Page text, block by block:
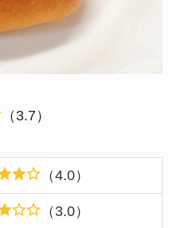
（3.7）
（4.0）
（3.0）